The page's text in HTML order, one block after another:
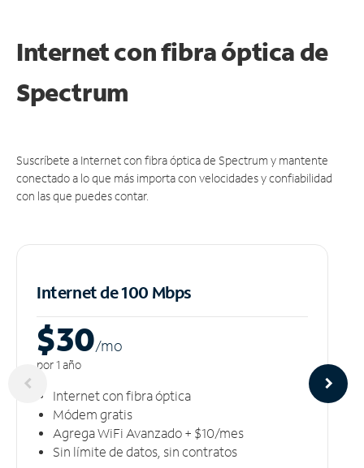
Internet con fibra óptica de
Spectrum
Suscríbete a Internet con fibra óptica de Spectrum y mantente
conectado a lo que más importa con velocidades y confiabilidad
con las que puedes contar.
Internet de 100 Mbps
$30/mo
por 1 año
Internet con fibra óptica
Módem gratis
Agrega WiFi Avanzado + $10/mes
Sin límite de datos, sin contratos